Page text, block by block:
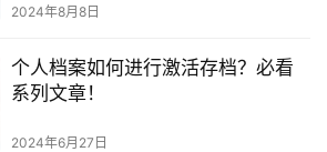
2024年8月8日
个人档案如何进行激活存档？必看
系列文章！
2024年6月27日